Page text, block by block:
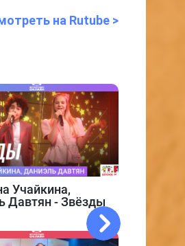
на Rutube >
Учайкина,
Давтян - Звёзды